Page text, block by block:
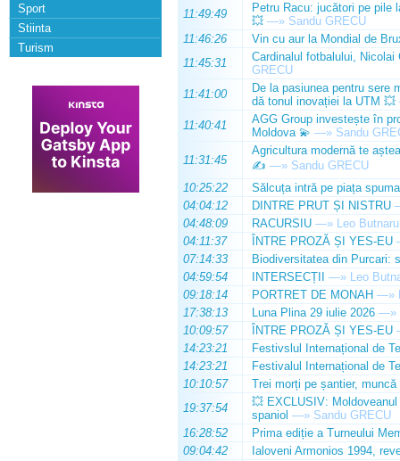
Sport
Stiinta
Turism
11:49:49
Petru Racu: jucători pe pile
💥 —» Sandu GRECU
11:46:26
Vin cu aur la Mondial de
11:45:31
Cardinalul fotbalului,
GRECU
11:41:00
De la pasiunea pentru sere
dă tonul inovației la UTM 💥
11:40:41
AGG Group investește în
Moldova 💫 —» Sandu
11:31:45
Agricultura modernă te
✍️ —» Sandu GRECU
10:25:22
Sălcuța intră pe piața
04:04:12
DINTRE PRUT ȘI NISTRU
04:48:09
RACURSIU —» Leo Butnaru
04:11:37
ÎNTRE PROZĂ ȘI YES-EU
07:14:33
Biodiversitatea din Purcari:
04:59:54
INTERSECȚII —» Leo
09:18:14
PORTRET DE MONAH —»
17:38:13
Luna Plina 29 iulie 2026 —»
10:09:57
ÎNTRE PROZĂ ȘI YES-EU
14:23:21
Festivslul Internațional de
14:23:21
Festivalul Internațional de
10:10:57
Trei morți pe șantier, muncă
19:37:54
💥 EXCLUSIV:
spaniol —» Sandu GRECU
16:28:52
Prima ediție a Turneului
09:04:42
Ialoveni Armonios 1994,